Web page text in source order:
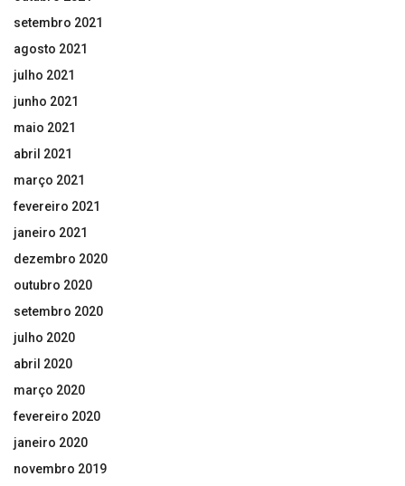
setembro 2021
agosto 2021
julho 2021
junho 2021
maio 2021
abril 2021
março 2021
fevereiro 2021
janeiro 2021
dezembro 2020
outubro 2020
setembro 2020
julho 2020
abril 2020
março 2020
fevereiro 2020
janeiro 2020
novembro 2019